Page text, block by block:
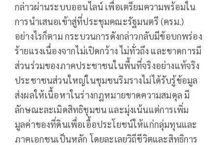
กล่าวผ่านระบบออนไลน์ เพื่อเตรียมความพร้อมใน
การนำเสนอเข้าสู่ที่ประชุมคณะรัฐมนตรี (ครม.)
อย่างไรก็ตาม กระบวนการดังกล่าวกลับมีข้อบกพร่อง
ร้ายแรงเนื่องจากไม่เปิดกว้าง ไม่ทั่วถึง และขาดการมี
ส่วนร่วมของภาคประชาชนในพื้นที่จริงอย่างแท้จริง
ประชาชนส่วนใหญ่ในชุมชนริมรางไม่ได้รับรู้ข้อมูล
ส่งผลให้เนื้อหาในร่างกฎหมายขาดความสมดุล มี
ลักษณะละเมิดสิทธิชุมชน และมุ่งเน้นแต่การเพิ่ม
มูลค่าของที่ดินเพื่อเอื้อประโยชน์ให้แก่กลุ่มทุนและ
ภาคเอกชนเป็นหลัก โดยละเลยวิถีชีวิตและสิทธิการ